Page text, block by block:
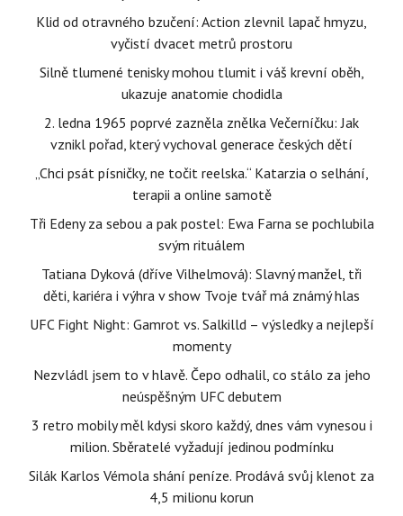
Klid od otravného bzučení: Action zlevnil lapač hmyzu,
vyčistí dvacet metrů prostoru
Silně tlumené tenisky mohou tlumit i váš krevní oběh,
ukazuje anatomie chodidla
2. ledna 1965 poprvé zazněla znělka Večerníčku: Jak
vznikl pořad, který vychoval generace českých dětí
„Chci psát písničky, ne točit reelska.“ Katarzia o selhání,
terapii a online samotě
Tři Edeny za sebou a pak postel: Ewa Farna se pochlubila
svým rituálem
Tatiana Dyková (dříve Vilhelmová): Slavný manžel, tři
děti, kariéra i výhra v show Tvoje tvář má známý hlas
UFC Fight Night: Gamrot vs. Salkilld – výsledky a nejlepší
momenty
Nezvládl jsem to v hlavě. Čepo odhalil, co stálo za jeho
neúspěšným UFC debutem
3 retro mobily měl kdysi skoro každý, dnes vám vynesou i
milion. Sběratelé vyžadují jedinou podmínku
Silák Karlos Vémola shání peníze. Prodává svůj klenot za
4,5 milionu korun